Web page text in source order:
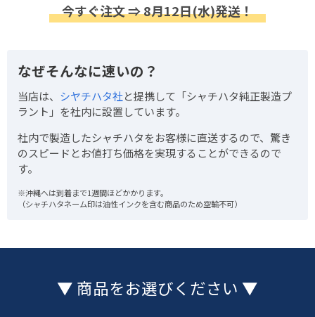
今すぐ注文 ⇒ 8月12日(水)発送！
なぜそんなに速いの？
当店は、 シヤチハタ社と提携して「シャチハタ純正製造プ
ラント」を社内に設置しています。
社内で製造したシャチハタをお客様に直送するので、驚き
のスピードとお値打ち価格を実現することができるので
す。
※沖縄へは到着まで1週間ほどかかります。
（シャチハタネーム印は油性インクを含む商品のため空輸不可）
▼ 商品をお選びください ▼